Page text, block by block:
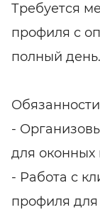
Требуется
профиля с
полный день.
-
для оконных
- Работа с
профиля